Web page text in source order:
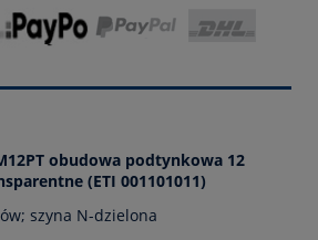
obudowa podtynkowa 12
(ETI 001101011)
szyna N-dzielona